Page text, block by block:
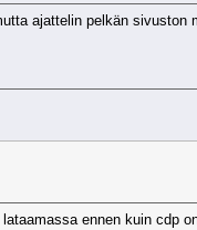
ajattelin pelkän
ennen kuin cdp